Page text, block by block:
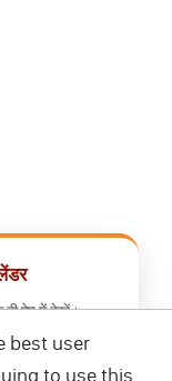
ही ऐप में देखें।
best user
to use this